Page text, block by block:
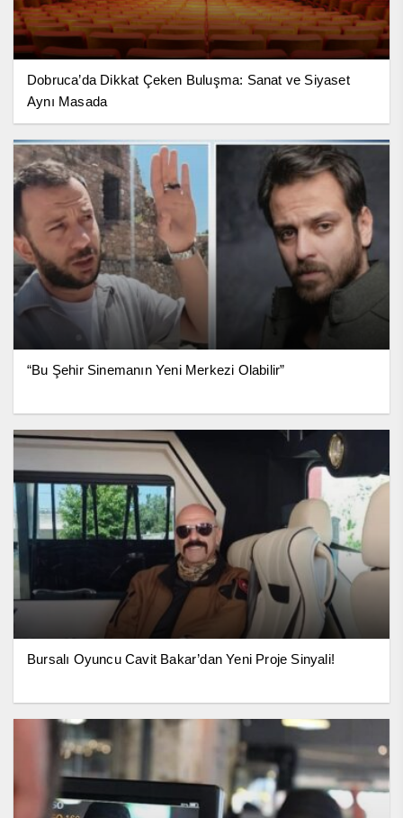
Dobruca’da Dikkat Çeken Buluşma: Sanat ve Siyaset
Aynı Masada
“Bu Şehir Sinemanın Yeni Merkezi Olabilir”
Bursalı Oyuncu Cavit Bakar’dan Yeni Proje Sinyali!